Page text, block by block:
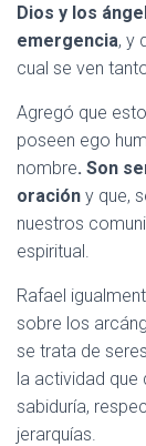
Dios y los
emergencia, y
cual se ven
Agregó que
poseen ego
nombre. Son
oración y que,
nuestros
espiritual.
Rafael
sobre los
se trata de
la actividad que
sabiduría,
jerarquías.